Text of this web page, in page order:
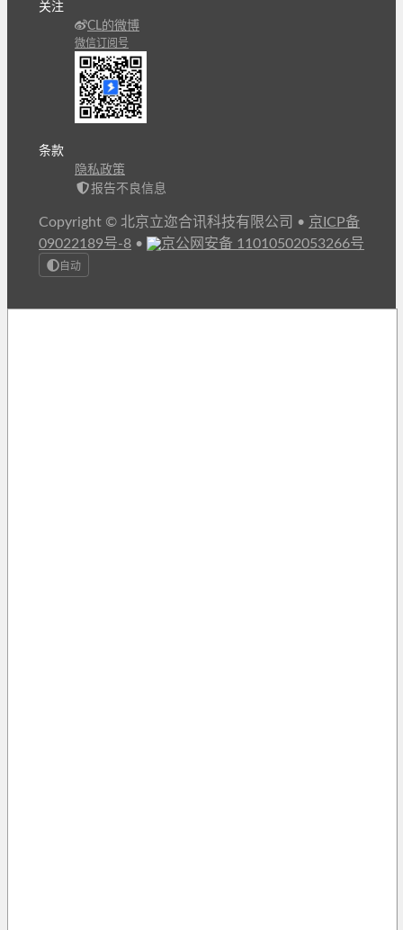
关注
CL的微博
微信订阅号
条款
隐私政策
报告不良信息
Copyright © 北京立迩合讯科技有限公司 • 京ICP备
09022189号-8 • 京公网安备 11010502053266号
自动